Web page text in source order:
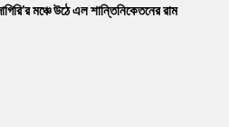
মঞ্চে উঠে এল শান্তিনিকেতনের রাম